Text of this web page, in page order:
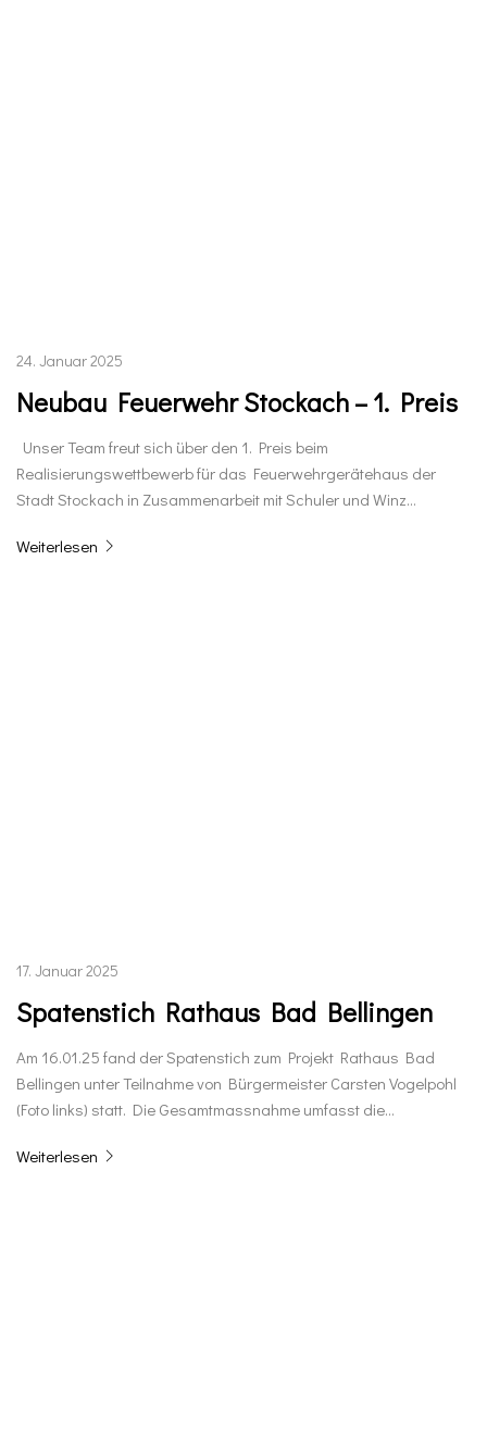
24. Januar 2025
Neubau Feuerwehr Stockach – 1. Preis
Unser Team freut sich über den 1. Preis beim
Realisierungswettbewerb für das Feuerwehrgerätehaus der
Stadt Stockach in Zusammenarbeit mit Schuler und Winz…
Weiterlesen
17. Januar 2025
Spatenstich Rathaus Bad Bellingen
Am 16.01.25 fand der Spatenstich zum Projekt Rathaus Bad
Bellingen unter Teilnahme von Bürgermeister Carsten Vogelpohl
(Foto links) statt. Die Gesamtmassnahme umfasst die…
Weiterlesen